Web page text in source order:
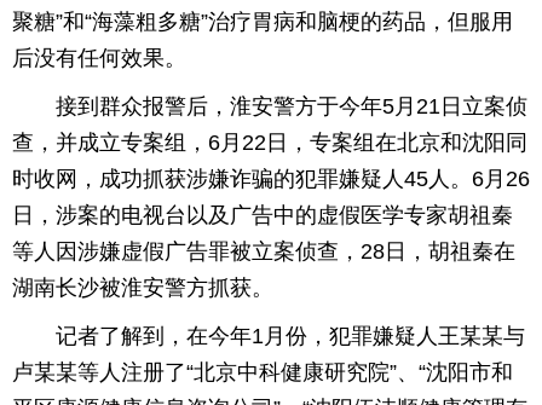
聚糖”和“海藻粗多糖”治疗胃病和脑梗的药品，但服用
后没有任何效果。
接到群众报警后，淮安警方于今年5月21日立案侦
查，并成立专案组，6月22日，专案组在北京和沈阳同
时收网，成功抓获涉嫌诈骗的犯罪嫌疑人45人。6月26
日，涉案的电视台以及广告中的虚假医学专家胡祖秦
等人因涉嫌虚假广告罪被立案侦查，28日，胡祖秦在
湖南长沙被淮安警方抓获。
记者了解到，在今年1月份，犯罪嫌疑人王某某与
卢某某等人注册了“北京中科健康研究院”、“沈阳市和